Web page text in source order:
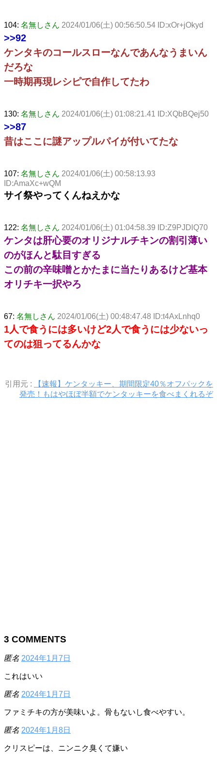
104: 名無しさん 2024/01/06(土) 00:56:50.54 ID:xOr+jOkyd
>>92
ケンタキのコールスローなんであんなうまいん
だろな
一時期再現レシピで自作してたわ
130: 名無しさん 2024/01/06(土) 01:08:21.41 ID:XQbBQej50
>>87
昔はここに謎アップルパイが付いてたな
107: 名無しさん 2024/01/06(土) 00:58:13.93
ID:AmaXc+wQM
サイ祭やってくんねえかな
122: 名無しさん 2024/01/06(土) 01:04:58.39 ID:Z9PJDlQ70
ケンタは肝心要のオリジナルチキンの割引薄い
のがほんと駄目すぎる
この前の辛味噌とかたまに当たりあるけど基本
オリチキ一択やろ
67: 名無しさん 2024/01/06(土) 00:48:47.48 ID:t4AxLnhq0
1人で食うには多いけど2人で食うには少ないっ
てのは狙ってるんかな
引用元 :
【速報】ケンタッキー、期間限定40％オフパックを
発売！もはやほぼ半額でケンタッキーを食べまくれるぞ
3 COMMENTS
匿名 2024年1月7日
これはいい
匿名 2024年1月7日
ファミチキの方が美味いよ。骨もないし食べやすい。
匿名 2024年1月8日
クリスピーは、ニンニク臭くて嫌い